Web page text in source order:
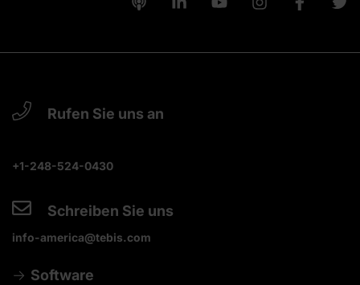
Rufen Sie uns an
+1-248-524-0430
Schreiben Sie uns
info-america@tebis.com
Software